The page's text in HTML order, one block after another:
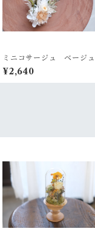
ミニコサージュ ベージュ
ホワイト
¥2,640